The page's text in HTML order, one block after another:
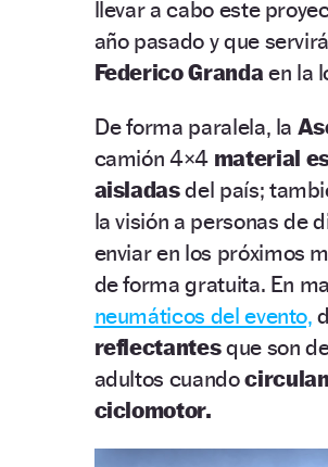
llevar a cabo este
año pasado y que servirá
Federico Granda en la
De forma paralela, la
camión 4×4 material
aisladasdel país; tambi
la visión a personas de
enviaren los próximos
de forma gratuita. En
neumáticos del evento,
reflectantesque son
adultos cuando
ciclomotor.